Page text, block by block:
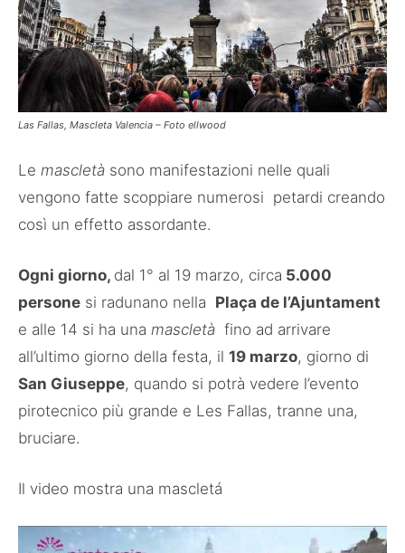
Las Fallas, Mascleta Valencia – Foto ellwood
Le mascletà sono manifestazioni nelle quali
vengono fatte scoppiare numerosi petardi creando
così un effetto assordante.
Ogni giorno, dal 1° al 19 marzo, circa 5.000
persone si radunano nella Plaça de l’Ajuntament
e alle 14 si ha una mascletà fino ad arrivare
all’ultimo giorno della festa, il 19 marzo, giorno di
San Giuseppe, quando si potrà vedere l’evento
pirotecnico più grande e Les Fallas, tranne una,
bruciare.
Il video mostra una mascletá